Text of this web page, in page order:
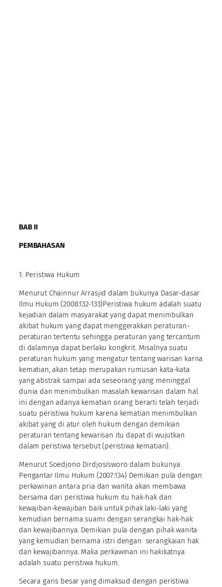
BAB II
PEMBAHASAN
1. Peristiwa Hukum
Menurut Chainnur Arrasjid dalam bukunya Dasar-dasar
Ilmu Hukum (2008:132-133)Peristiwa hukum adalah suatu
kejadian dalam masyarakat yang dapat menimbulkan
akibat hukum yang dapat menggerakkan peraturan-
peraturan tertentu sehingga peraturan yang tercantum
di dalamnya dapat berlaku kongkrit. Misalnya suatu
peraturan hukum yang mengatur tentang warisan karna
kematian, akan tetap merupakan rumusan kata-kata
yang abstrak sampai ada seseorang yang meninggal
dunia dan menimbulkan masalah kewarisan dalam hal
ini dengan adanya kematian orang berarti telah terjadi
suatu peristiwa hukum karena kematian menimbulkan
akibat yang di atur oleh hukum dengan demikian
peraturan tentang kewarisan itu dapat di wujutkan
dalam peristiwa tersebut (peristiwa kematian).
Menurut Soedjono Dirdjosisworo dalam bukunya
Pengantar Ilmu Hukum (2007:134) Demikian pula dengan
perkawinan antara pria dan wanita akan membawa
bersama dari peristiwa hukum itu hak-hak dan
kewajiban-kewajiban baik untuk pihak laki-laki yang
kemudian bernama suami dengan serangkai hak-hak
dan kewajibannya. Demikian pula dengan pihak wanita
yang kemudian bernama istri dengan serangkaian hak
dan kewajibannya. Maka perkawinan ini hakikatnya
adalah suatu peristiwa hukum.
Secara garis besar yang dimaksud dengan peristiwa